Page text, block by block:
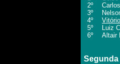
2º
3º
4º
5º
Luiz
6º
Altair
S